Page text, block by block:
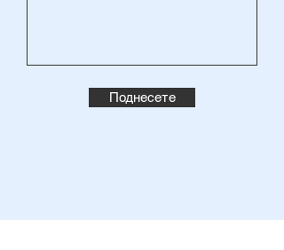
Поднесете